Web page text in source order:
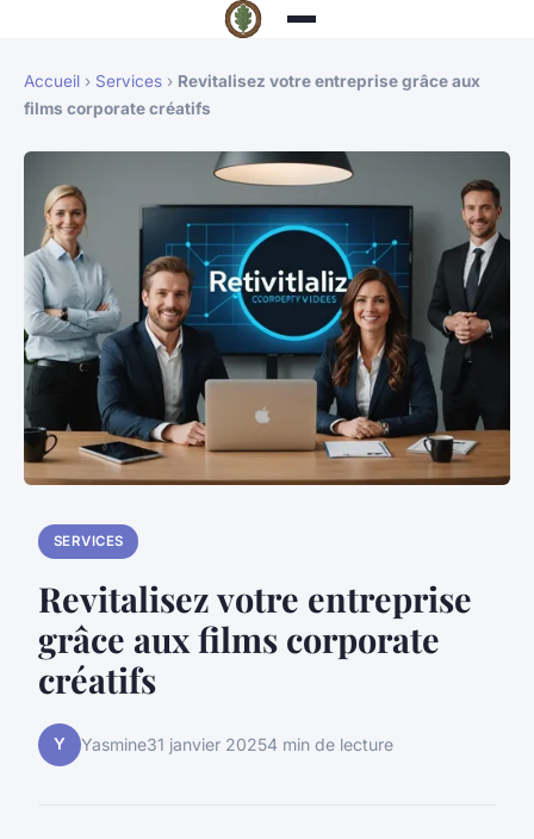
Accueil › Services › Revitalisez votre entreprise grâce aux
films corporate créatifs
SERVICES
Revitalisez votre entreprise
grâce aux films corporate
créatifs
Y Yasmine31 janvier 20254 min de lecture